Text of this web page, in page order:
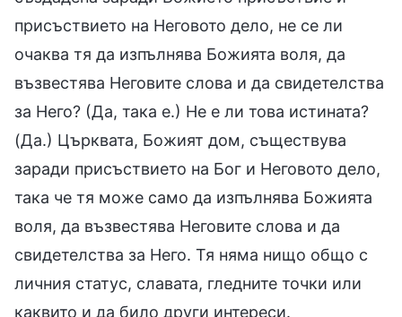
присъствието на Неговото дело, не се ли
очаква тя да изпълнява Божията воля, да
възвестява Неговите слова и да свидетелства
за Него? (Да, така е.) Не е ли това истината?
(Да.) Църквата, Божият дом, съществува
заради присъствието на Бог и Неговото дело,
така че тя може само да изпълнява Божията
воля, да възвестява Неговите слова и да
свидетелства за Него. Тя няма нищо общо с
личния статус, славата, гледните точки или
каквито и да било други интереси.